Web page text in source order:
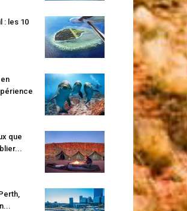
: les 10
que